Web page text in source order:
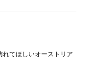
れてほしいオーストリア